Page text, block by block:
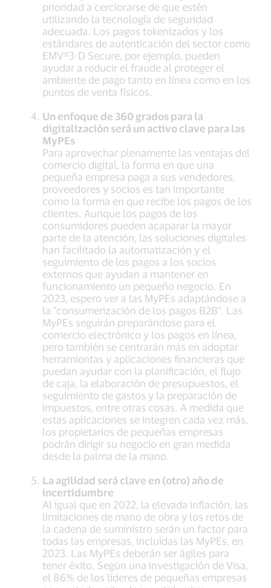
prioridad a cerciorarse de que estén
utilizando la tecnología de seguridad
adecuada. Los pagos tokenizados y los
estándares de autenticación del sector como
EMV®3-D Secure, por ejemplo, pueden
ayudar a reducir el fraude al proteger el
ambiente de pago tanto en línea como en los
puntos de venta físicos.
Un enfoque de 360 grados para la
digitalización será un activo clave para las
MyPEs
Para aprovechar plenamente las ventajas del
comercio digital, la forma en que una
pequeña empresa paga a sus vendedores,
proveedores y socios es tan importante
como la forma en que recibe los pagos de los
clientes. Aunque los pagos de los
consumidores pueden acaparar la mayor
parte de la atención, las soluciones digitales
han facilitado la automatización y el
seguimiento de los pagos a los socios
externos que ayudan a mantener en
funcionamiento un pequeño negocio. En
2023, espero ver a las MyPEs adaptándose a
la "consumerización de los pagos B2B". Las
MyPEs seguirán preparándose para el
comercio electrónico y los pagos en línea,
pero también se centrarán más en adoptar
herramientas y aplicaciones financieras que
puedan ayudar con la planificación, el flujo
de caja, la elaboración de presupuestos, el
seguimiento de gastos y la preparación de
impuestos, entre otras cosas. A medida que
estas aplicaciones se integren cada vez más,
los propietarios de pequeñas empresas
podrán dirigir su negocio en gran medida
desde la palma de la mano.
La agilidad será clave en (otro) año de
incertidumbre
Al igual que en 2022, la elevada inflación, las
limitaciones de mano de obra y los retos de
la cadena de suministro serán un factor para
todas las empresas, incluidas las MyPEs, en
2023. Las MyPEs deberán ser ágiles para
tener éxito. Según una investigación de Visa,
el 86% de los líderes de pequeñas empresas